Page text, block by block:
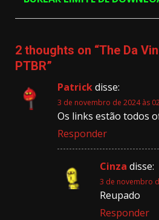
2 thoughts on “The Da
PTBR”
Patrickdisse:
3 de novembro de 2024 às
Os links estão todos
Responder
Cinza disse:
3 de novembro
Reupado
Responder